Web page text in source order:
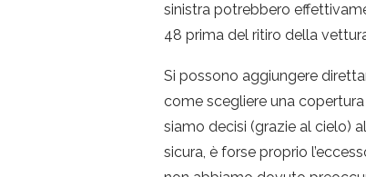
sinistra potrebbero
48 prima del ritiro della
Si possono aggiungere
come scegliere una
siamo decisi (grazie al cielo)
sicura, è forse proprio